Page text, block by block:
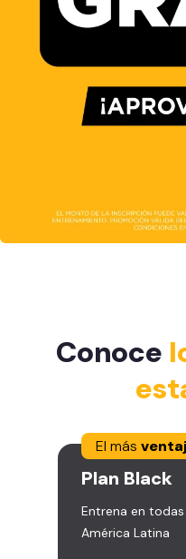
Conoce
El más
Plan Black
Entrena en
América Latina